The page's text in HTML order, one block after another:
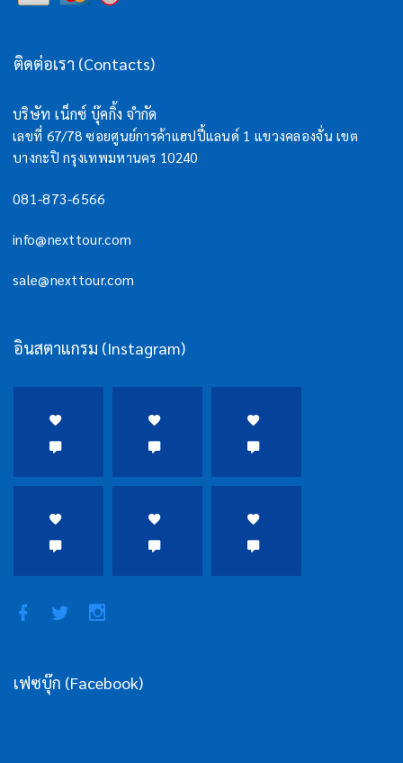
ติดต่อเรา (Contacts)
บริษัท เน็กซ์ บุ๊คกิ้ง จำกัด
เลขที่ 67/78 ซอยศูนย์การค้าแฮปปี้แลนด์ 1 แขวงคลองจั่น เขต
บางกะปิ กรุงเทพมหานคร 10240
081-873-6566
info@nexttour.com
sale@nexttour.com
อินสตาแกรม (Instagram)
เฟซบุ๊ก (Facebook)